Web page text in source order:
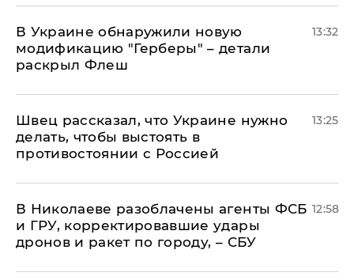
В Украине обнаружили новую
модификацию "Герберы" – детали
раскрыл Флеш
13:32
Швец рассказал, что Украине нужно
делать, чтобы выстоять в
противостоянии с Россией
13:25
В Николаеве разоблачены агенты ФСБ
и ГРУ, корректировавшие удары
дронов и ракет по городу, – СБУ
12:58